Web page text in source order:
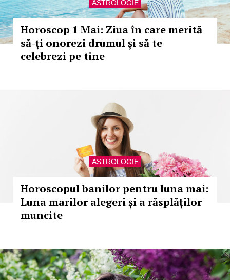
ASTROLOGIE
Horoscop 1 Mai: Ziua în care merită
să-ți onorezi drumul și să te
celebrezi pe tine
ASTROLOGIE
Horoscopul banilor pentru luna mai:
Luna marilor alegeri și a răsplăților
muncite